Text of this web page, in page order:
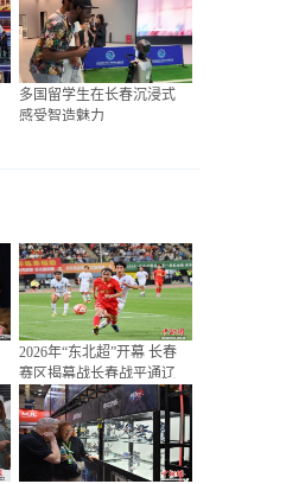
多国留学生在长春沉浸式
感受智造魅力
2026年“东北超”开幕 长春
赛区揭幕战长春战平通辽